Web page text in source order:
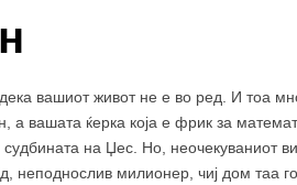
вашиот живот не е во ред. И тоа
а вашата ќерка која е фрик за
судбината на Џес. Но, неочекуваниот
неподнослив милионер, чиј дом таа